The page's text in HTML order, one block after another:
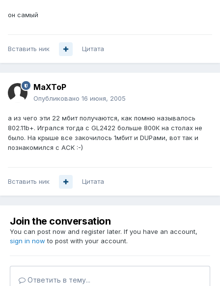
он самый
Вставить ник Цитата
MaXToP
Опубликовано 16 июня, 2005
а из чего эти 22 мбит получаются, как помню называлось
802.11b+. Игрался тогда с GL2422 больше 800К на столах не
было. На крыше все закочилось 1мбит и DUPами, вот так и
познакомился с ACK :-)
Вставить ник Цитата
Join the conversation
You can post now and register later. If you have an account,
sign in now to post with your account.
Ответить в тему...